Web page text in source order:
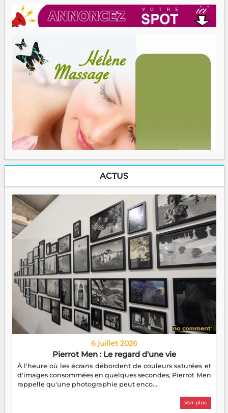
ACTUS
6 juillet 2026
Pierrot Men : Le regard d'une vie
À l'heure où les écrans débordent de couleurs saturées et
d'images consommées en quelques secondes, Pierrot Men
rappelle qu'une photographie peut enco...
Voir plus